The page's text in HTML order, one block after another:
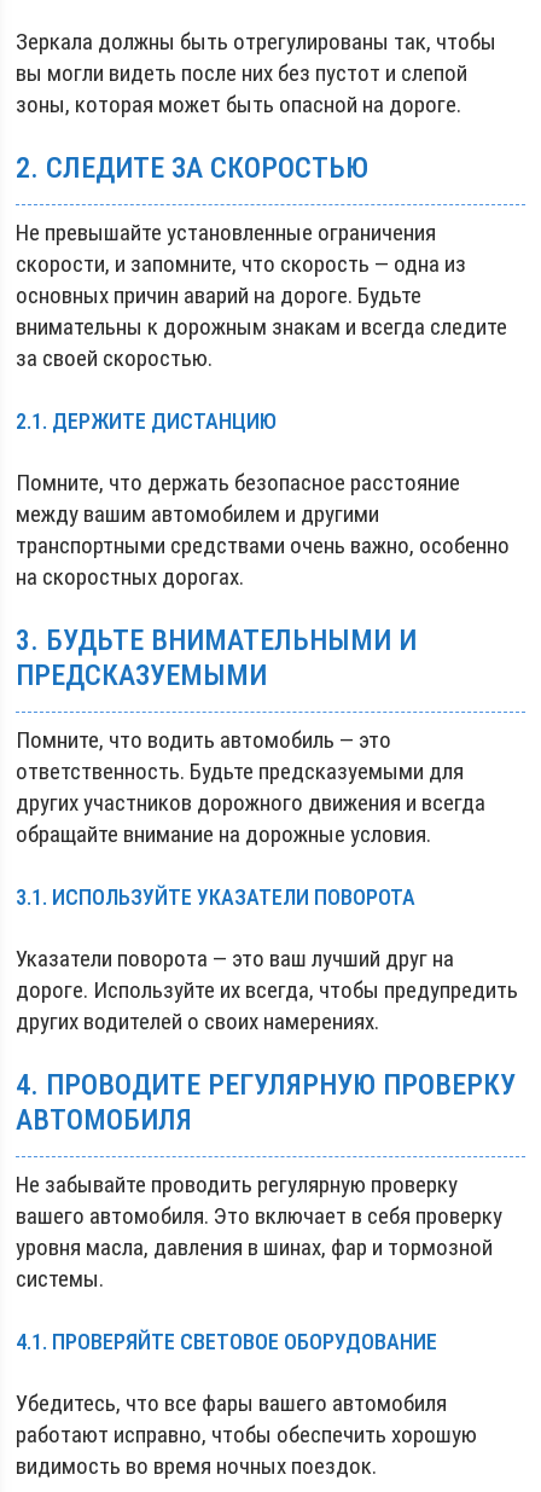
Зеркала должны быть отрегулированы так, чтобы
вы могли видеть после них без пустот и слепой
зоны, которая может быть опасной на дороге.
2. СЛЕДИТЕ ЗА СКОРОСТЬЮ
Не превышайте установленные ограничения
скорости, и запомните, что скорость — одна из
основных причин аварий на дороге. Будьте
внимательны к дорожным знакам и всегда следите
за своей скоростью.
2.1. ДЕРЖИТЕ ДИСТАНЦИЮ
Помните, что держать безопасное расстояние
между вашим автомобилем и другими
транспортными средствами очень важно, особенно
на скоростных дорогах.
3. БУДЬТЕ ВНИМАТЕЛЬНЫМИ И
ПРЕДСКАЗУЕМЫМИ
Помните, что водить автомобиль — это
ответственность. Будьте предсказуемыми для
других участников дорожного движения и всегда
обращайте внимание на дорожные условия.
3.1. ИСПОЛЬЗУЙТЕ УКАЗАТЕЛИ ПОВОРОТА
Указатели поворота — это ваш лучший друг на
дороге. Используйте их всегда, чтобы предупредить
других водителей о своих намерениях.
4. ПРОВОДИТЕ РЕГУЛЯРНУЮ ПРОВЕРКУ
АВТОМОБИЛЯ
Не забывайте проводить регулярную проверку
вашего автомобиля. Это включает в себя проверку
уровня масла, давления в шинах, фар и тормозной
системы.
4.1. ПРОВЕРЯЙТЕ СВЕТОВОЕ ОБОРУДОВАНИЕ
Убедитесь, что все фары вашего автомобиля
работают исправно, чтобы обеспечить хорошую
видимость во время ночных поездок.